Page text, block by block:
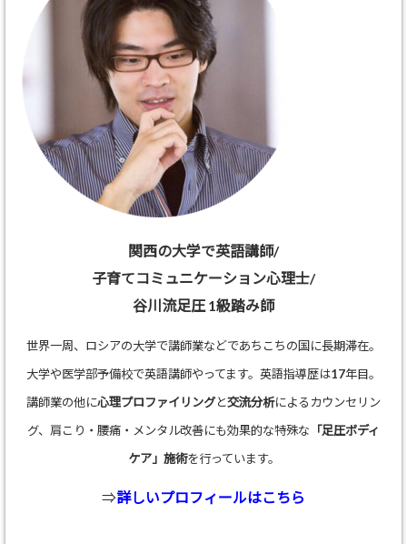
関西の大学で英語講師/
子育てコミュニケーション心理士/
谷川流足圧 1級踏み師
世界一周、ロシアの大学で講師業などであちこちの国に長期滞在。
大学や医学部予備校で英語講師やってます。英語指導歴は17年目。
講師業の他に心理プロファイリングと交流分析によるカウンセリン
グ、肩こり・腰痛・メンタル改善にも効果的な特殊な 「足圧ボディ
ケア」施術を行っています。
⇒詳しいプロフィールはこちら